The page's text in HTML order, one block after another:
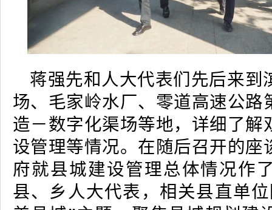
蒋强先和人大代表们先后来到
场、毛家岭水厂、零道高速公路
造－数字化渠场等地，详细了解
设管理等情况。在随后召开的座
府就县城建设管理总体情况作
县、乡人大代表，相关县直单